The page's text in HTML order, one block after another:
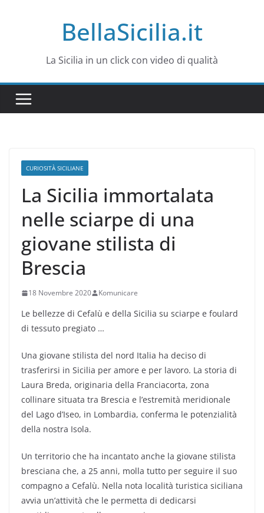
BellaSicilia.it
La Sicilia in un click con video di qualità
CURIOSITÀ SICILIANE
La Sicilia immortalata
nelle sciarpe di una
giovane stilista di
Brescia
18 Novembre 2020 Komunicare
Le bellezze di Cefalù e della Sicilia su sciarpe e foulard
di tessuto pregiato …
Una giovane stilista del nord Italia ha deciso di
trasferirsi in Sicilia per amore e per lavoro. La storia di
Laura Breda, originaria della Franciacorta, zona
collinare situata tra Brescia e l’estremità meridionale
del Lago d’Iseo, in Lombardia, conferma le potenzialità
della nostra Isola.
Un territorio che ha incantato anche la giovane stilista
bresciana che, a 25 anni, molla tutto per seguire il suo
compagno a Cefalù. Nella nota località turistica siciliana
avvia un’attività che le permetta di dedicarsi